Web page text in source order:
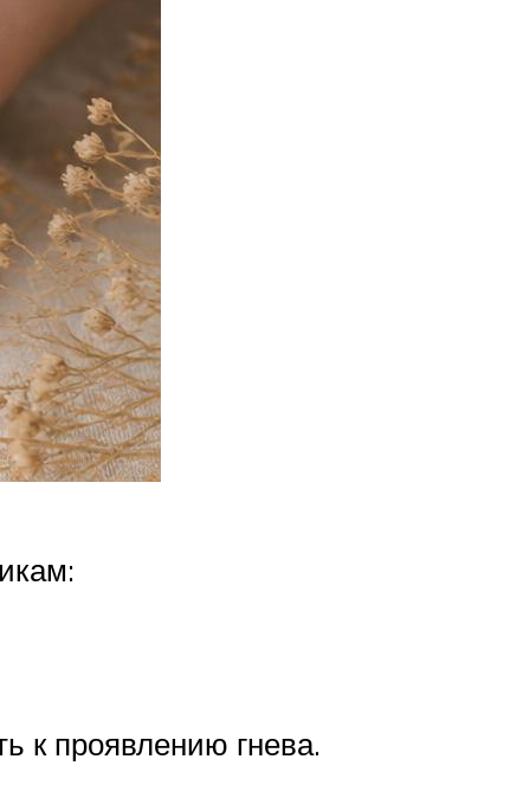
к проявлению гнева.